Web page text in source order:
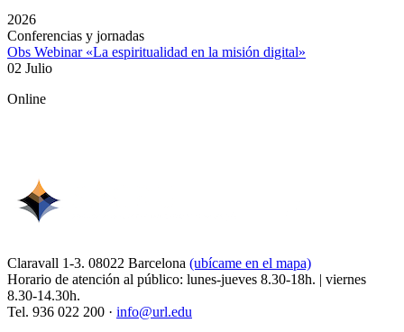
2026
Conferencias y jornadas
Obs Webinar «La espiritualidad en la misión digital»
02 Julio
Online
Claravall 1-3. 08022 Barcelona (ubícame en el mapa)
Horario de atención al público: lunes-jueves 8.30-18h. | viernes
8.30-14.30h.
Tel. 936 022 200 · info@url.edu